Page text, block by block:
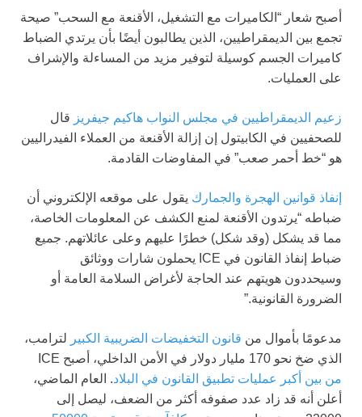
أصبح شعار “الكاميرات مع التشغيل، الأقنعة مع السحب” صيحة
تجمع بين الديمقراطيين، الذين يطالبون أيضًا بأن يرتدي الضباط
كاميرات الجسم كوسيلة لتوفير مزيد من المساءلة والإشراف
على العمليات.
زعيم الديمقراطيين في مجلس النواب هاكيم جيفريز قال
للصحفيين في الكابيتول إن إزالة الأقنعة من العملاء الفيدراليين
هو “خط أحمر صعب” في المفاوضات القادمة.
إنفاذ قوانين الهجرة والجمارك يقول على موقعه الإلكتروني أن
ضباطه “يرتدون الأقنعة لمنع الكشف عن المعلومات الخاصة،
مما قد يشكل (وقد شكل) خطرًا عليهم وعلى عائلاتهم. جميع
ضباط إنفاذ القانون في ICE يحملون شارات ووثائق
وسيحددون هويتهم عند الحاجة لأغراض السلامة العامة أو
الضرورة القانونية.”
مدعومًا بأموال من قانون التخفيضات الضريبية الكبير لترامب،
الذي ضخ نحو 170 مليار دولار في الأمن الداخلي، أصبح ICE
من بين أكبر عمليات تطبيق القانون في البلاد. العام الماضي،
أعلن أنه قد زاد عدد صفوفه أكثر من الضعف، ليصل إلى